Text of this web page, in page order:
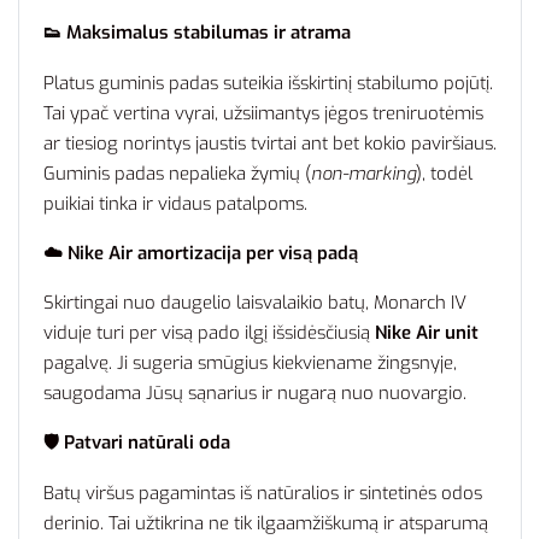
👟 Maksimalus stabilumas ir atrama
Platus guminis padas suteikia išskirtinį stabilumo pojūtį.
Tai ypač vertina vyrai, užsiimantys jėgos treniruotėmis
ar tiesiog norintys jaustis tvirtai ant bet kokio paviršiaus.
Guminis padas nepalieka žymių (non-marking), todėl
puikiai tinka ir vidaus patalpoms.
☁️ Nike Air amortizacija per visą padą
Skirtingai nuo daugelio laisvalaikio batų, Monarch IV
viduje turi per visą pado ilgį išsidėsčiusią Nike Air unit
pagalvę. Ji sugeria smūgius kiekviename žingsnyje,
saugodama Jūsų sąnarius ir nugarą nuo nuovargio.
🛡️ Patvari natūrali oda
Batų viršus pagamintas iš natūralios ir sintetinės odos
derinio. Tai užtikrina ne tik ilgaamžiškumą ir atsparumą